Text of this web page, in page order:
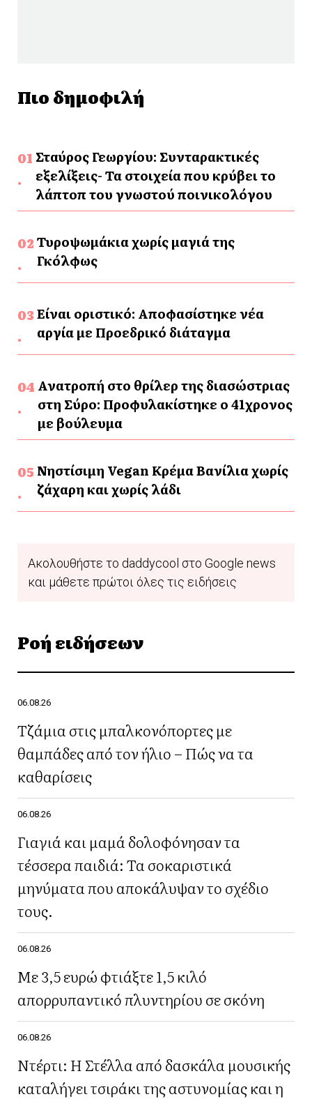
Πιο δημοφιλή
Σταύρος Γεωργίου: Συνταρακτικές
εξελίξεις- Τα στοιχεία που κρύβει το
λάπτοπ του γνωστού ποινικολόγου
Τυροψωμάκια χωρίς μαγιά της
Γκόλφως
Είναι οριστικό: Αποφασίστηκε νέα
αργία με Προεδρικό διάταγμα
Ανατροπή στο θρίλερ της διασώστριας
στη Σύρο: Προφυλακίστηκε ο 41χρονος
με βούλευμα
Νηστίσιμη Vegan Κρέμα Βανίλια χωρίς
ζάχαρη και χωρίς λάδι
Ακολουθήστε το daddycool στο Google news
και μάθετε πρώτοι όλες τις ειδήσεις
Ροή ειδήσεων
06.08.26
Τζάμια στις μπαλκονόπορτες με
θαμπάδες από τον ήλιο – Πώς να τα
καθαρίσεις
06.08.26
Γιαγιά και μαμά δολοφόνησαν τα
τέσσερα παιδιά: Τα σοκαριστικά
μηνύματα που αποκάλυψαν το σχέδιο
τους.
06.08.26
Με 3,5 ευρώ φτιάξτε 1,5 κιλό
απορρυπαντικό πλυντηρίου σε σκόνη
06.08.26
Ντέρτι: Η Στέλλα από δασκάλα μουσικής
καταλήγει τσιράκι της αστυνομίας και η